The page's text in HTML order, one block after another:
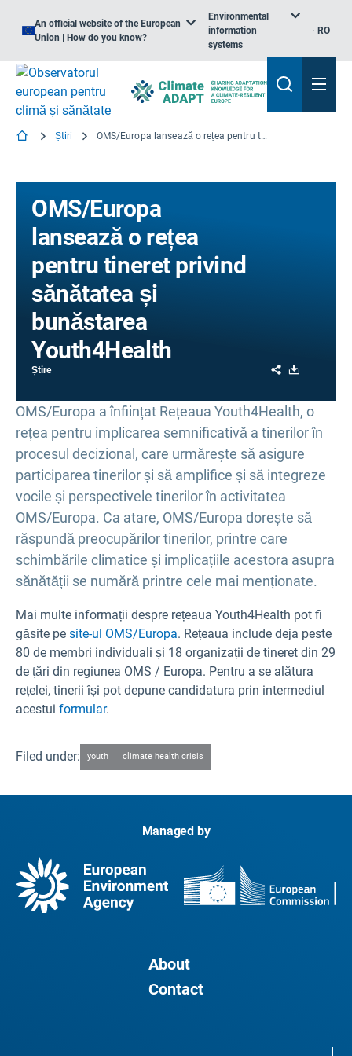
An official website of the European
Union | How do you know?
Environmental
information
systems
RO
Știri OMS/Europa lansează o rețea pentru tineret privind sănătatea și bunăstarea Youth4Health
OMS/Europa
lansează o rețea
pentru tineret privind
sănătatea și
bunăstarea
Youth4Health
Știre Share
OMS/Europa a înființat Rețeaua Youth4Health, o
rețea pentru implicarea semnificativă a tinerilor în
procesul decizional, care urmărește să asigure
participarea tinerilor și să amplifice și să integreze
vocile și perspectivele tinerilor în activitatea
OMS/Europa. Ca atare, OMS/Europa dorește să
răspundă preocupărilor tinerilor, printre care
schimbările climatice și implicațiile acestora asupra
sănătății se numără printre cele mai menționate.
Mai multe informații despre rețeaua Youth4Health pot fi
găsite pe site-ul OMS/Europa. Rețeaua include deja peste
80 de membri individuali și 18 organizații de tineret din 29
de țări din regiunea OMS / Europa. Pentru a se alătura
rețelei, tinerii își pot depune candidatura prin intermediul
acestui formular.
Filed under: youth climate health crisis
Managed by
About
Contact